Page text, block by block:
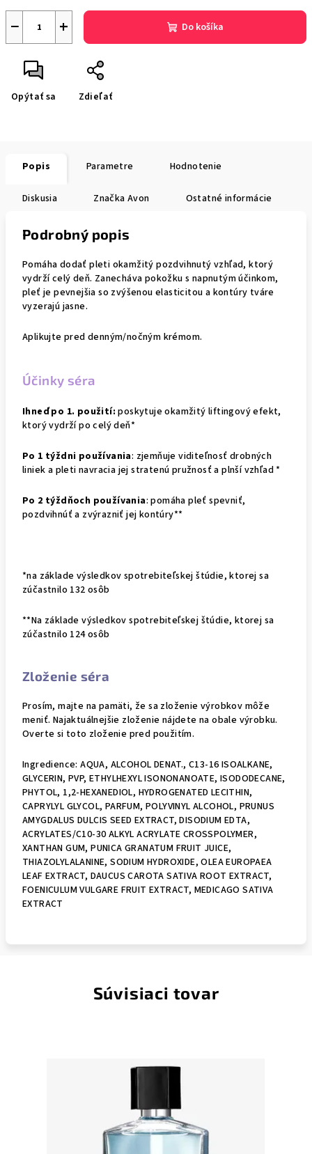
+
− Do košíka
Opýtať sa Zdieľať
Popis Parametre Hodnotenie
Diskusia Značka Avon Ostatné informácie
Podrobný popis
Pomáha dodať pleti okamžitý pozdvihnutý vzhľad, ktorý
vydrží celý deň. Zanecháva pokožku s napnutým účinkom,
pleť je pevnejšia so zvýšenou elasticitou a kontúry tváre
vyzerajú jasne.
Aplikujte pred denným/nočným krémom.
Účinky séra
Ihneď po 1. použití:poskytuje okamžitý liftingový efekt,
ktorý vydrží po celý deň*
Po 1 týždni používania: zjemňuje viditeľnosť drobných
liniek a pleti navracia jej stratenú pružnosť a plnší vzhľad *
Po 2 týždňoch používania:pomáha pleť spevniť,
pozdvihnúť a zvýrazniť jej kontúry**
*na základe výsledkov spotrebiteľskej štúdie, ktorej sa
zúčastnilo 132 osôb
**Na základe výsledkov spotrebiteľskej štúdie, ktorej sa
zúčastnilo 124 osôb
Zloženie séra
Prosím, majte na pamäti, že sa zloženie výrobkov môže
meniť. Najaktuálnejšie zloženie nájdete na obale výrobku.
Overte si toto zloženie pred použitím.
Ingredience: AQUA, ALCOHOL DENAT., C13-16 ISOALKANE,
GLYCERIN, PVP, ETHYLHEXYL ISONONANOATE, ISODODECANE,
PHYTOL, 1,2-HEXANEDIOL, HYDROGENATED LECITHIN,
CAPRYLYL GLYCOL, PARFUM, POLYVINYL ALCOHOL, PRUNUS
AMYGDALUS DULCIS SEED EXTRACT, DISODIUM EDTA,
ACRYLATES/C10-30 ALKYL ACRYLATE CROSSPOLYMER,
XANTHAN GUM, PUNICA GRANATUM FRUIT JUICE,
THIAZOLYLALANINE, SODIUM HYDROXIDE, OLEA EUROPAEA
LEAF EXTRACT, DAUCUS CAROTA SATIVA ROOT EXTRACT,
FOENICULUM VULGARE FRUIT EXTRACT, MEDICAGO SATIVA
EXTRACT
Súvisiaci tovar